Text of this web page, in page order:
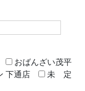
おばんざい茂平
下通店 未 定